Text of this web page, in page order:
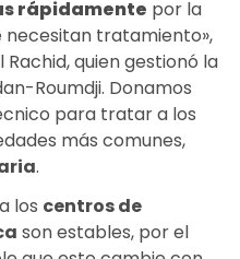
rápidamente por la
tratamiento»,
quien gestionó la
Roumdji. Donamos
para tratar a los
más comunes,
.
los centros de
son estables, por el